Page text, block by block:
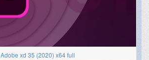
Adobe xd 35 (2020) x64 full